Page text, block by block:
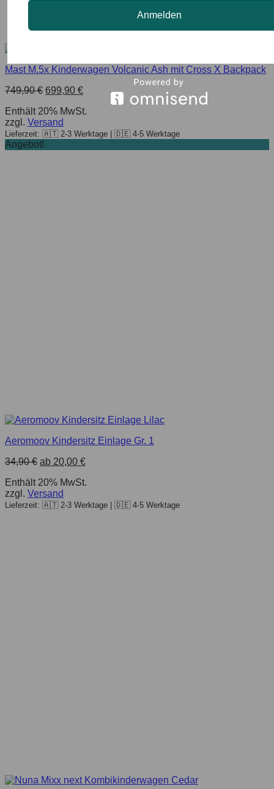
Mast M.5x Kinderwagen Volcanic Ash mit Cross X Backpack
749,90€ 699,90 €
Enthält 20% MwSt.
zzgl. Versand
Lieferzeit: 🇦🇹 2-3 Werktage | 🇩🇪 4-5 Werktage
Angebot!
Aeromoov Kindersitz Einlage Gr. 1
34,90€ ab 20,00 €
Enthält 20% MwSt.
zzgl. Versand
Lieferzeit: 🇦🇹 2-3 Werktage | 🇩🇪 4-5 Werktage
Anmelden